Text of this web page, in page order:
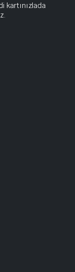
kartınızlada